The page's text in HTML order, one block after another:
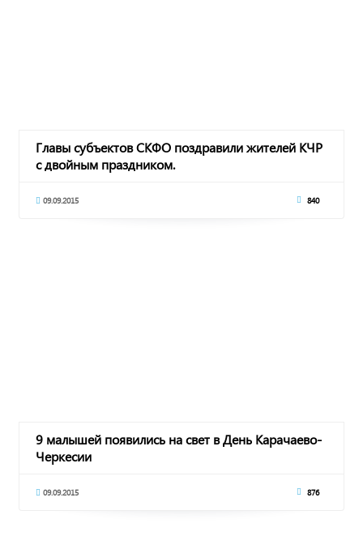
Главы субъектов СКФО поздравили жителей КЧР
с двойным праздником.
09.09.2015 840
9 малышей появились на свет в День Карачаево-
Черкесии
09.09.2015 876